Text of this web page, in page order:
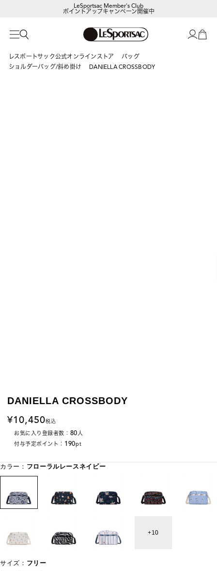
LeSportsac Member's Club
ポイントアップキャンペーン開催中
レスポートサック公式オンラインストア
バッグ
ショルダーバッグ/斜め掛け
DANIELLA CROSSBODY
DANIELLA CROSSBODY
10,450税込
お気に入り登録者数： 80人
付与予定ポイント： 190pt
カラー： フローラルレースネイビー
10
サイズ： フリー